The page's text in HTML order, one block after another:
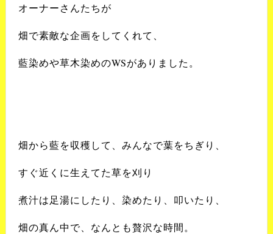
オーナーさんたちが
畑で素敵な企画をしてくれて、
藍染めや草木染めのWSがありました。
畑から藍を収穫して、 みんなで葉をちぎり、
すぐ近くに生えてた草を刈り
煮汁は足湯にしたり、 染めたり、叩いたり、
畑の真ん中で、 なんとも贅沢な時間。